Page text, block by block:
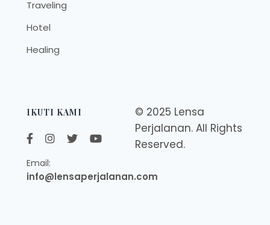
Traveling
Hotel
Healing
IKUTI KAMI
Email:
info@lensaperjalanan.com
© 2025 Lensa
Perjalanan. All Rights
Reserved.